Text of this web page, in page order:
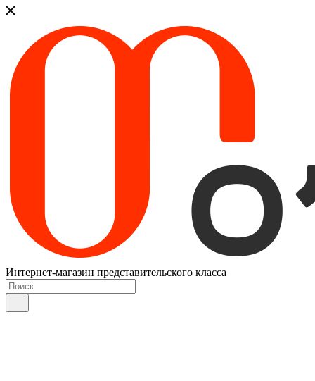
Интернет-магазин представительского класса